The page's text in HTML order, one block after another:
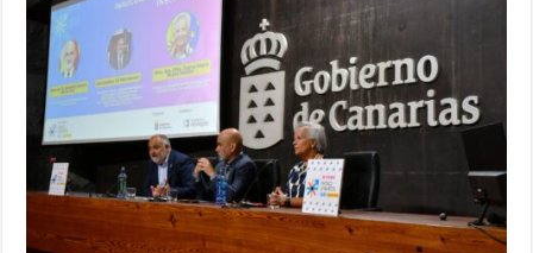
Foro
Innovamos
Lab
Canarias
2026”
“El
Rosario
Solar”
como
iniciativa
innovadora
de
éxito